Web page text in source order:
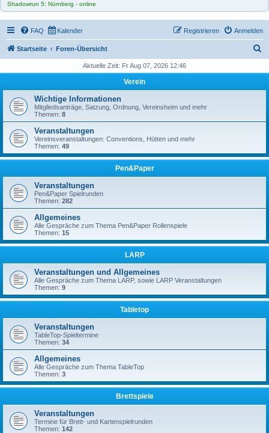
Shadowrun 5: Nürnberg - online
FAQ Kalender Anmelden
Registrieren
Startseite Foren-Übersicht
h
Aktuelle Zeit: Fr Aug 07, 2026 12:46
Verein
Wichtige Informationen
Mitgliedsanträge, Satzung, Ordnung, Vereinsheim und mehr
Themen: 8
Veranstaltungen
Vereinsveranstaltungen: Conventions, Hütten und mehr
Themen: 49
Pen&Paper
Veranstaltungen
Pen&Paper Spielrunden
Themen: 282
Allgemeines
Alle Gespräche zum Thema Pen&Paper Rollenspiele
Themen: 15
LARP
Veranstaltungen und Allgemeines
Alle Gespräche zum Thema LARP, sowie LARP Veranstaltungen
Themen: 9
Tabletop
Veranstaltungen
TableTop-Spieltermine
Themen: 34
Allgemeines
Alle Gespräche zum Thema TableTop
Themen: 3
Brettspiele
Veranstaltungen
Termine für Brett- und Kartenspielrunden
Themen: 142